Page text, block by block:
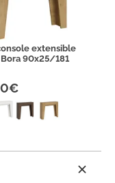
extensible
90x25/181